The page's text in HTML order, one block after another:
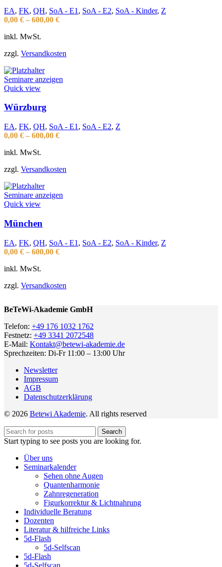
EA, FK, QH, SoA - E1 , SoA - E2, SoA - Kinder, Z
0,00 € – 600,00 €
inkl. MwSt.
zzgl. Versandkosten
Seminare anzeigen
Quick view
Würzburg
EA, FK, QH, SoA - E1 , SoA - E2, Z
0,00 € – 600,00 €
inkl. MwSt.
zzgl. Versandkosten
Seminare anzeigen
Quick view
München
EA, FK, QH, SoA - E1 , SoA - E2, SoA - Kinder, Z
0,00 € – 600,00 €
inkl. MwSt.
zzgl. Versandkosten
BeTeWi-Akademie GmbH
Telefon: +49 176 1032 1762
Festnetz: +49 3341 2072548
E-Mail: Kontakt@betewi-akademie.de
Sprechzeiten: Di-Fr 11:00 – 13:00 Uhr
Newsletter
Impressum
AGB
Datenschutzerklärung
© 2026 Betewi Akademie. All rights reserved
Search
Start typing to see posts you are looking for.
Über uns
Seminarkalender
Sehen ohne Augen
Quantenharmonie
Zahnregeneration
Figurkorrektur & Lichtnahrung
Individuelle Beratung
Dozenten
Literatur & hilfreiche Links
5d-Flash
5d-Selfscan
5d-Flash
5d-Selfscan